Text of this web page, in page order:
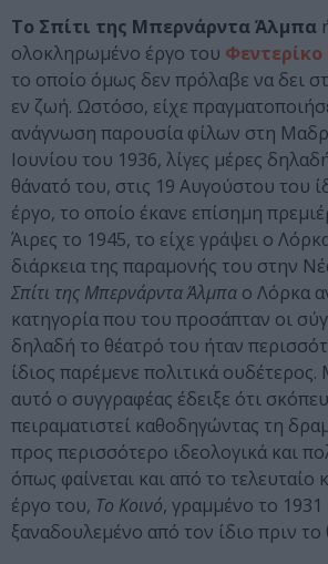
Το Σπίτι της Μπερνάρντα Άλμπα
ολοκληρωμένο έργο του
το οποίο όμως δεν πρόλαβε να δει
εν ζωή. Ωστόσο, είχε
ανάγνωση παρουσία φίλων στη
Ιουνίου του 1936, λίγες μέρες
θάνατό του, στις 19 Αυγούστου του
έργο, το οποίο έκανε επίσημη
Άιρες το 1945, το είχε γράψει ο
διάρκεια της παραμονής του στην
Σπίτι της Μπερνάρντα Άλμπα ο Λόρκα
κατηγορία που του προσάπταν οι
δηλαδή το θέατρό του ήταν
ίδιος παρέμενε πολιτικά ουδέτερος.
αυτό ο συγγραφέας έδειξε ότι
πειραματιστεί καθοδηγώντας τη
προς περισσότερο ιδεολογικά και
όπως φαίνεται και από το
έργο του, Το Κοινό, γραμμένο το 1931
ξαναδουλεμένο από τον ίδιο πριν το